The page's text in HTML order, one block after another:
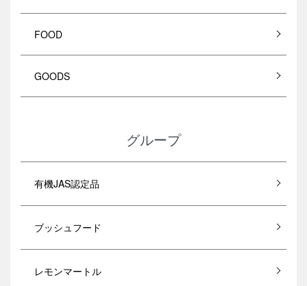
FOOD
GOODS
グループ
有機JAS認定品
ブッシュフード
レモンマートル